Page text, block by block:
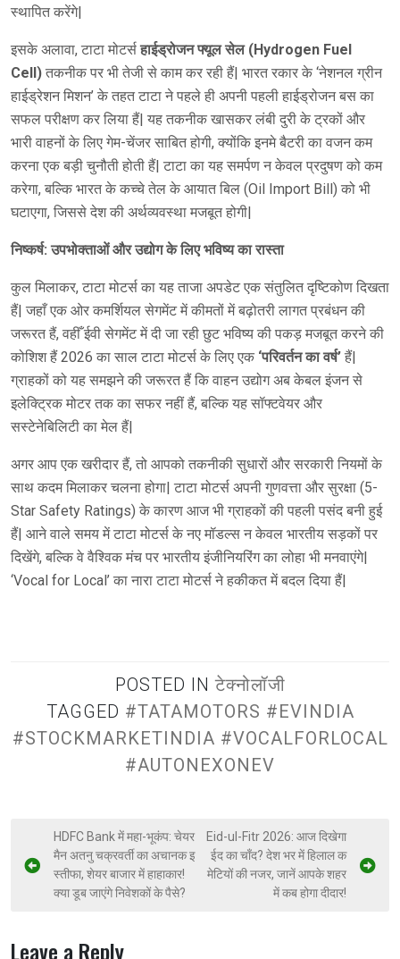
स्थापित करेंगे|
इसके अलावा, टाटा मोटर्सहाईड्रोजन फ्यूल सेल (Hydrogen Fuel
Cell) तकनीक पर भी तेजी से काम कर रही हैं| भारत रकार के ‘नेशनल ग्रीन
हाईड्रेशन मिशन’ के तहत टाटा ने पहले ही अपनी पहली हाईड्रोजन बस का
सफल परीक्षण कर लिया हैं| यह तकनीक खासकर लंबी दुरी के ट्रकों और
भारी वाहनों के लिए गेम-चेंजर साबित होगी, क्योंकि इनमे बैटरी का वजन कम
करना एक बड़ी चुनौती होती हैं| टाटा का यह समर्पण न केवल प्रदुषण को कम
करेगा, बल्कि भारत के कच्चे तेल के आयात बिल (Oil Import Bill) को भी
घटाएगा, जिससे देश की अर्थव्यवस्था मजबूत होगी|
निष्कर्ष: उपभोक्ताओं और उद्योग के लिए भविष्य का रास्ता
कुल मिलाकर, टाटा मोटर्स का यह ताजा अपडेट एक संतुलित दृष्टिकोण दिखता
हैं| जहाँ एक ओर कमर्शियल सेगमेंट में कीमतों में बढ़ोतरी लागत प्रबंधन की
जरूरत हैं, वहीँ ईवी सेगमेंट में दी जा रही छुट भविष्य की पकड़ मजबूत करने की
कोशिश हैं 2026 का साल टाटा मोटर्स के लिए एक ‘परिवर्तन का वर्ष’ हैं|
ग्राहकों को यह समझने की जरूरत हैं कि वाहन उद्योग अब केबल इंजन से
इलेक्ट्रिक मोटर तक का सफर नहीं हैं, बल्कि यह सॉफ्टवेयर और
सस्टेनेबिलिटी का मेल हैं|
अगर आप एक खरीदार हैं, तो आपको तकनीकी सुधारों और सरकारी नियमों के
साथ कदम मिलाकर चलना होगा| टाटा मोटर्स अपनी गुणवत्ता और सुरक्षा (5-
Star Safety Ratings) के कारण आज भी ग्राहकों की पहली पसंद बनी हुई
हैं| आने वाले समय में टाटा मोटर्स के नए मॉडल्स न केवल भारतीय सड़कों पर
दिखेंगे, बल्कि वे वैश्विक मंच पर भारतीय इंजीनियरिंग का लोहा भी मनवाएंगे|
‘Vocal for Local’ का नारा टाटा मोटर्स ने हकीकत में बदल दिया हैं|
POSTED INटेक्नोलॉजी
TAGGED #TATAMOTORS #EVINDIA
#STOCKMARKETINDIA #VOCALFORLOCAL
#AUTONEXONEV
HDFC Bank में महा-भूकंप: चेयर
मैन अतनु चक्रवर्ती का अचानक इ
स्तीफा, शेयर बाजार में हाहाकार!
क्या डूब जाएंगे निवेशकों के पैसे?
Eid-ul-Fitr 2026: आज दिखेगा
ईद का चाँद? देश भर में हिलाल क
मेटियों की नजर, जानें आपके शहर
में कब होगा दीदार!
Leave a Reply